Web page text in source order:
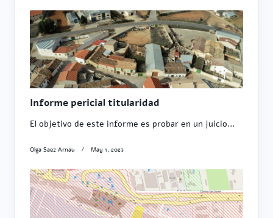
Informe pericial titularidad
El objetivo de este informe es probar en un juicio...
Olga Saez Arnau May 1, 2023